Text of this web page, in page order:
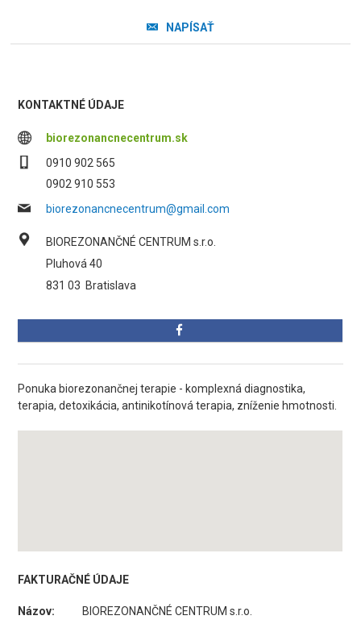
NAPÍSAŤ
KONTAKTNÉ ÚDAJE
biorezonancnecentrum.sk
0910 902 565
0902 910 553
biorezonancnecentrum@gmail.com
BIOREZONANČNÉ CENTRUM s.r.o.
Pluhová 40
831 03 Bratislava
Ponuka biorezonančnej terapie - komplexná diagnostika,
terapia, detoxikácia, antinikotínová terapia, zníženie hmotnosti.
FAKTURAČNÉ ÚDAJE
Názov:
BIOREZONANČNÉ CENTRUM s.r.o.